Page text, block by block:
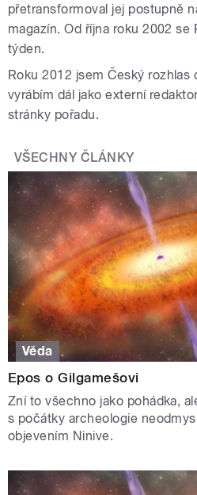
přetransformoval jej postupně
magazín. Od října roku 2002 se
týden.
Roku 2012 jsem Český rozhlas
vyrábím dál jako externí
stránky pořadu.
VŠECHNY ČLÁNKY
Věda
Epos o Gilgamešovi
Zní to všechno jako pohádka,
s počátky archeologie
objevením Ninive.